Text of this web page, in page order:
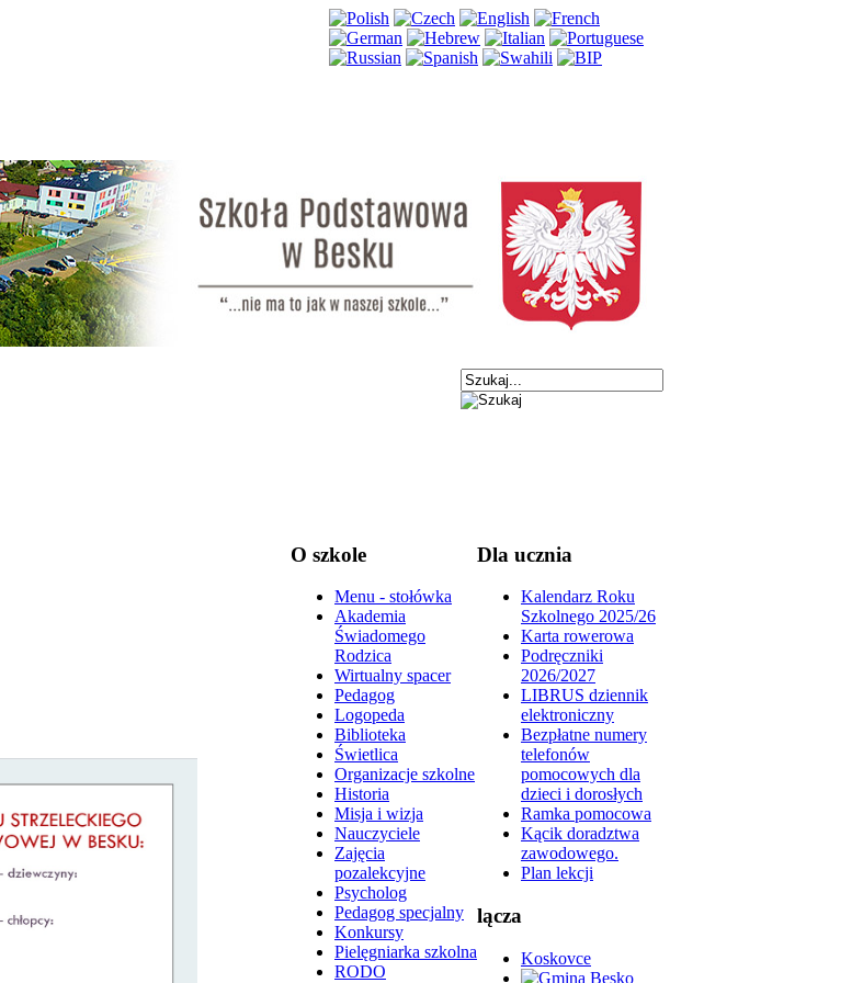
O szkole
Menu - stołówka
Akademia
Świadomego
Rodzica
Wirtualny spacer
Pedagog
Logopeda
Biblioteka
Świetlica
Organizacje szkolne
Historia
Misja i wizja
Nauczyciele
Zajęcia
pozalekcyjne
Psycholog
Pedagog specjalny
Konkursy
Pielęgniarka szkolna
RODO
Dla ucznia
Kalendarz Roku
Szkolnego 2025/26
Karta rowerowa
Podręczniki
2026/2027
LIBRUS dziennik
elektroniczny
Bezpłatne numery
telefonów
pomocowych dla
dzieci i dorosłych
Ramka pomocowa
Kącik doradztwa
zawodowego.
Plan lekcji
lącza
Koskovce